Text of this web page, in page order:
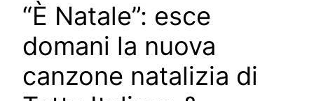
“È Natale”: esce
domani la nuova
canzone natalizia di